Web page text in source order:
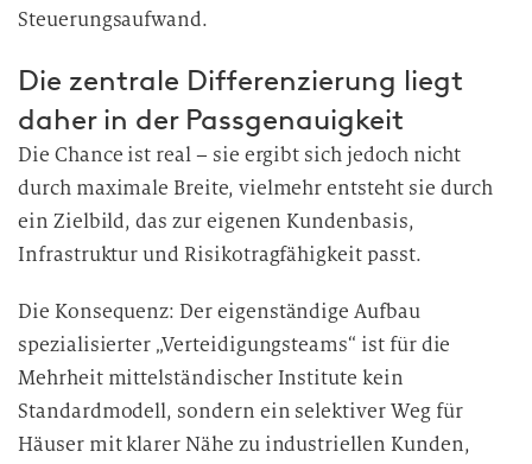
Steuerungsaufwand.
Die zentrale Differenzierung liegt
daher in der Passgenauigkeit
Die Chance ist real – sie ergibt sich jedoch nicht
durch maximale Breite, vielmehr entsteht sie durch
ein Zielbild, das zur eigenen Kundenbasis,
Infrastruktur und Risikotragfähigkeit passt.
Die Konsequenz: Der eigenständige Aufbau
spezialisierter „Verteidigungsteams“ ist für die
Mehrheit mittelständischer Institute kein
Standardmodell, sondern ein selektiver Weg für
Häuser mit klarer Nähe zu industriellen Kunden,